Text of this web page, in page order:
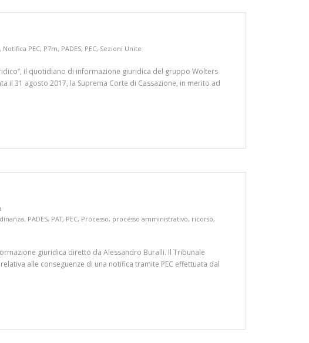
, Notifica PEC, P7m, PADES, PEC, Sezioni Unite
il quotidiano di informazione giuridica del gruppo Wolters
il 31 agosto 2017, la Suprema Corte di Cassazione, in merito ad
, PADES, PAT, PEC, Processo, processo amministrativo, ricorso,
giuridica diretto da Alessandro Buralli. Il Tribunale
alle conseguenze di una notifica tramite PEC effettuata dal